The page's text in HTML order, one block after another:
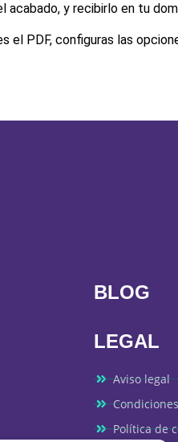
acabado, y recibirlo en tu
el PDF, configuras las
BLOG
LEGAL
Aviso legal
Política de